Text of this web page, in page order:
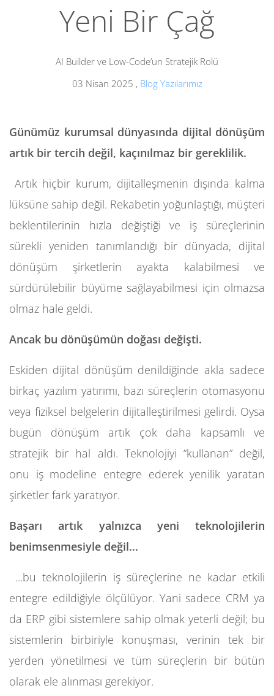
Yeni Bir Çağ
AI Builder ve Low-Code’un Stratejik Rolü
03 Nisan 2025 , Blog Yazılarımız
Günümüz kurumsal dünyasında dijital dönüşüm
artık bir tercih değil, kaçınılmaz bir gereklilik.
Artık hiçbir kurum, dijitalleşmenin dışında kalma
lüksüne sahip değil. Rekabetin yoğunlaştığı, müşteri
beklentilerinin hızla değiştiği ve iş süreçlerinin
sürekli yeniden tanımlandığı bir dünyada, dijital
dönüşüm şirketlerin ayakta kalabilmesi ve
sürdürülebilir büyüme sağlayabilmesi için olmazsa
olmaz hale geldi.
Ancak bu dönüşümün doğası değişti.
Eskiden dijital dönüşüm denildiğinde akla sadece
birkaç yazılım yatırımı, bazı süreçlerin otomasyonu
veya fiziksel belgelerin dijitalleştirilmesi gelirdi. Oysa
bugün dönüşüm artık çok daha kapsamlı ve
stratejik bir hal aldı. Teknolojiyi “kullanan” değil,
onu iş modeline entegre ederek yenilik yaratan
şirketler fark yaratıyor.
Başarı artık yalnızca yeni teknolojilerin
benimsenmesiyle değil...
...bu teknolojilerin iş süreçlerine ne kadar etkili
entegre edildiğiyle ölçülüyor. Yani sadece CRM ya
da ERP gibi sistemlere sahip olmak yeterli değil; bu
sistemlerin birbiriyle konuşması, verinin tek bir
yerden yönetilmesi ve tüm süreçlerin bir bütün
olarak ele alınması gerekiyor.